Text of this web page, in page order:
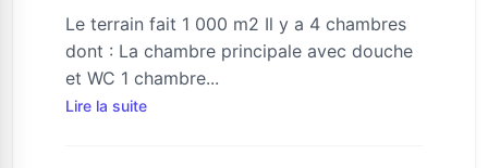
Le terrain fait 1 000 m2 Il y a 4 chambres
dont : La chambre principale avec douche
et WC 1 chambre...
Lire la suite